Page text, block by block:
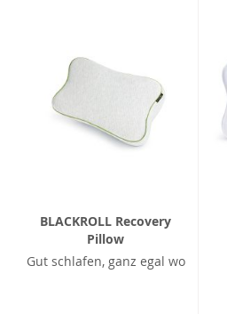
BLACKROLL Recovery
Pillow
Gut schlafen, ganz egal wo